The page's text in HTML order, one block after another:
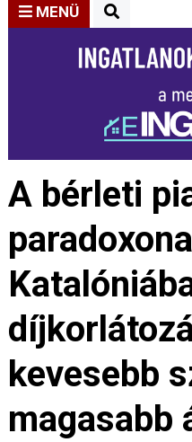
MENÜ
A bérleti
paradoxona
kevesebb
magasabb